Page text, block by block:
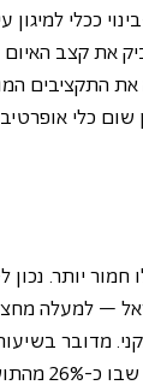
ככלי
את קצב האיום
את התקציבים
שום כלי
– למעלה
מדובר
שבקרב כלל